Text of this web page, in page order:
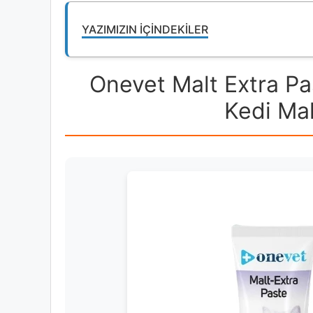
YAZIMIZIN İÇINDEKILER
Onevet Malt Extra
Kedi